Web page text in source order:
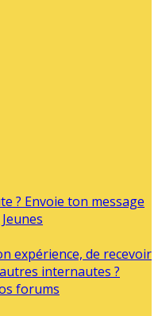
? Envoie ton message
expérience, de recevoir
internautes ?
forums